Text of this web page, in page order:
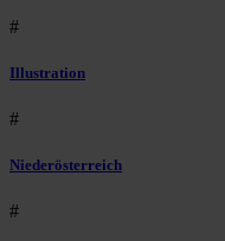
#
Illustration
#
Niederösterreich
#